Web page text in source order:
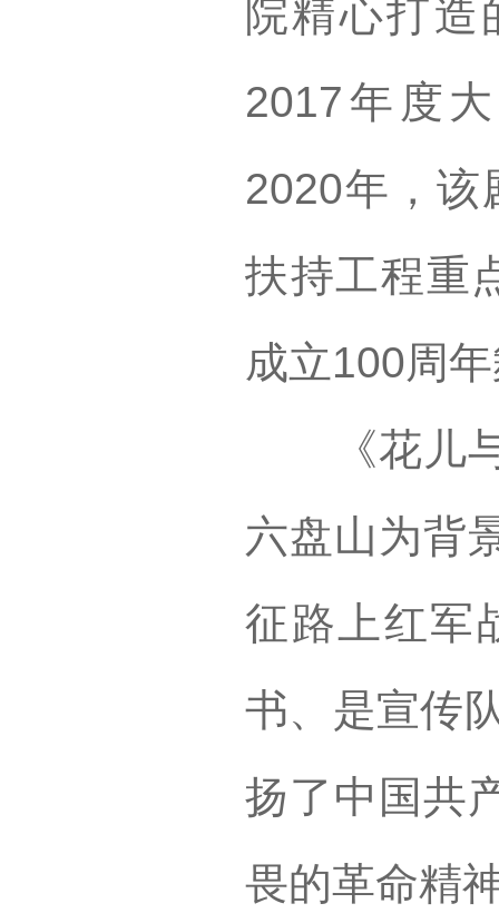
院精心打
2017年度
2020年，该
扶持工程重
成立100周
《花儿与
六盘山为背
征路上红军
书、是宣传
扬了中国共
畏的革命精